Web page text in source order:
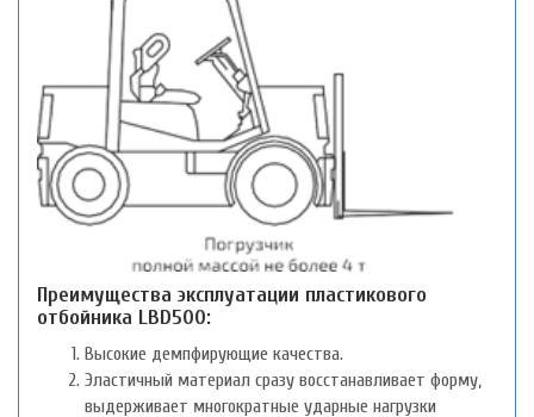
Преимущества эксплуатации пластикового
отбойника LBD500:
Высокие демпфирующие качества.
Эластичный материал сразу восстанавливает форму,
выдерживает многократные ударные нагрузки